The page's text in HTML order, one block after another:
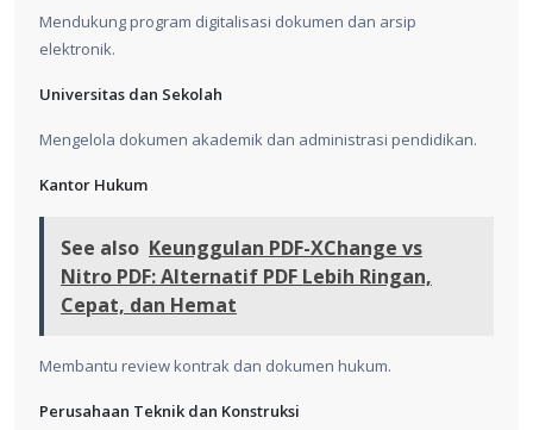
Mendukung program digitalisasi dokumen dan arsip
elektronik.
Universitas dan Sekolah
Mengelola dokumen akademik dan administrasi pendidikan.
Kantor Hukum
See also Keunggulan PDF-XChange vs
Nitro PDF: Alternatif PDF Lebih Ringan,
Cepat, dan Hemat
Membantu review kontrak dan dokumen hukum.
Perusahaan Teknik dan Konstruksi